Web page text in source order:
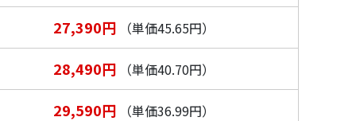
27,390円 （単価45.65円）
28,490円 （単価40.70円）
29,590円 （単価36.99円）